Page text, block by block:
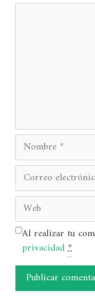
Comentario
Nombre
Correo
electrónico
Web
Al realizar tu
privacidad*